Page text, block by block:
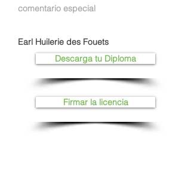
comentario especial
Earl Huilerie des Fouets
Descarga tu Diploma
Firmar la licencia